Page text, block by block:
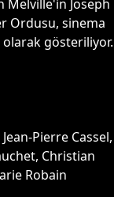
Melville'in Joseph
Ordusu, sinema
gösteriliyor.
Pierre Cassel,
Christian
Robain